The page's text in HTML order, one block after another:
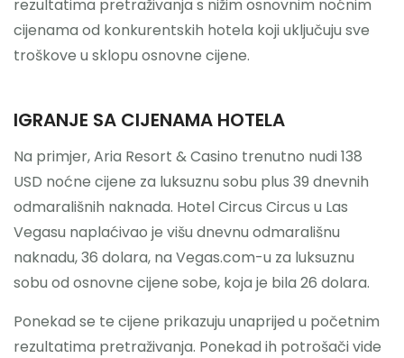
rezultatima pretraživanja s nižim osnovnim noćnim
cijenama od konkurentskih hotela koji uključuju sve
troškove u sklopu osnovne cijene.
IGRANJE SA CIJENAMA HOTELA
Na primjer, Aria Resort & Casino trenutno nudi 138
USD noćne cijene za luksuznu sobu plus 39 dnevnih
odmarališnih naknada. Hotel Circus Circus u Las
Vegasu naplaćivao je višu dnevnu odmarališnu
naknadu, 36 dolara, na Vegas.com-u za luksuznu
sobu od osnovne cijene sobe, koja je bila 26 dolara.
Ponekad se te cijene prikazuju unaprijed u početnim
rezultatima pretraživanja. Ponekad ih potrošači vide